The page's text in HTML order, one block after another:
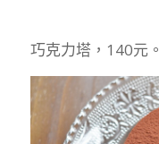
巧克力塔，140元。